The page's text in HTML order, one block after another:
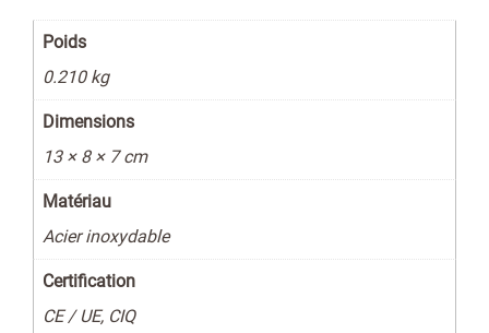
Poids
0.210 kg
Dimensions
13 × 8 × 7 cm
Matériau
Acier inoxydable
Certification
CE / UE, CIQ